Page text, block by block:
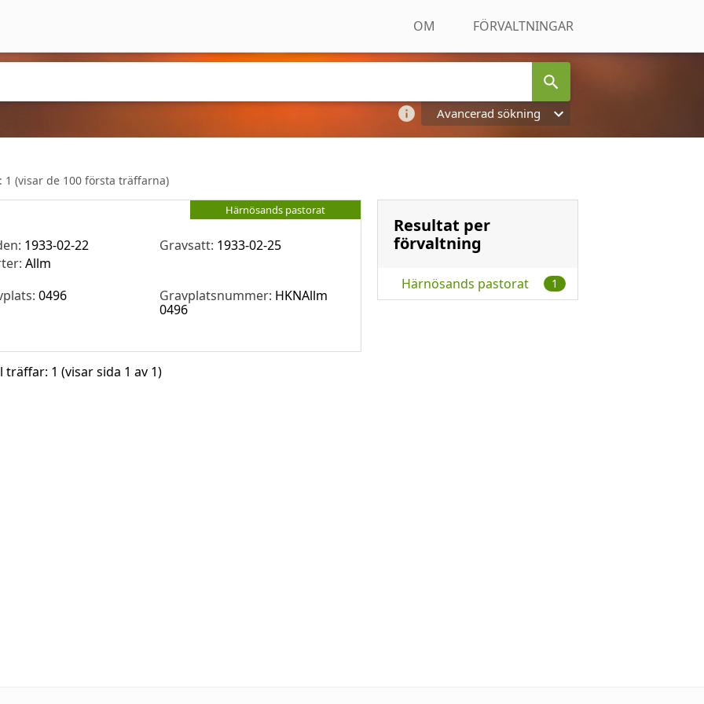
OM FÖRVALTNINGAR
Avancerad sökning
1 (visar de 100 första träffarna)
Resultat per
förvaltning
Härnösands pastorat 1
Härnösands pastorat
1933-02-22 Gravsatt: 1933-02-25
Allm
0496 Gravplatsnummer: HKNAllm
0496
träffar: 1 (visar sida 1 av 1)